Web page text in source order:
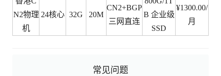
N2物理
机
24核心 32G 20M
CN2+BGP
三网直连
B 企业级
SSD
¥1300.00/
月
常见问题